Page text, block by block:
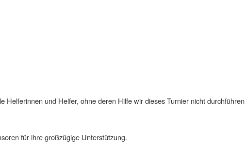
Helferinnen und Helfer, ohne deren Hilfe wir dieses Turnier nicht durchführen
für ihre großzügige Unterstützung.